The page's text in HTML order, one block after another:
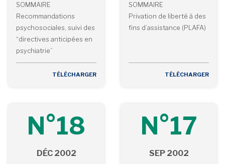
SOMMAIRE
Recommandations
psychosociales, suivi des
“directives anticipées en
psychiatrie”
TÉLÉCHARGER
SOMMAIRE
Privation de liberté à des
fins d’assistance (PLAFA)
TÉLÉCHARGER
N°18
DÉC 2002
N°17
SEP 2002